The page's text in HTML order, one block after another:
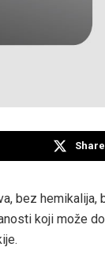
bez hemikalija,
koji može